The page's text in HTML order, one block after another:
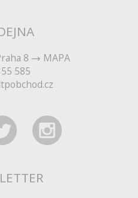
8
MAPA
585